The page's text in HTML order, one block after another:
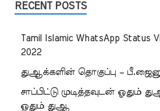
RECENT POSTS
Tamil Islamic WhatsApp Status
2022
துஆக்களின் தொகுப்பு –
சாப்பிட்டு முடித்தவுடன் ஓதும்
ஓதும் துஆ